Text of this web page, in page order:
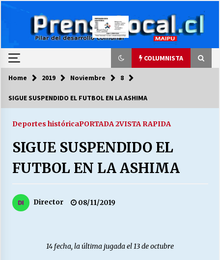
COLUMNISTA
COLUMNISTA
cuándo van a bajar?
HISTORIA
“ORGULLOSOS DE SER DC” SALUDA EL
MUNICIPALIDAD, TRABAJADORES, CLIMA
Home 2019 Noviembre 8
SIGUE SUSPENDIDO EL FUTBOL EN LA ASHIMA
Deportes históricaPORTADA 2VISTA RAPIDA
SIGUE SUSPENDIDO EL
FUTBOL EN LA ASHIMA
Director 08/11/2019
14 fecha, la última jugada el 13 de octubre